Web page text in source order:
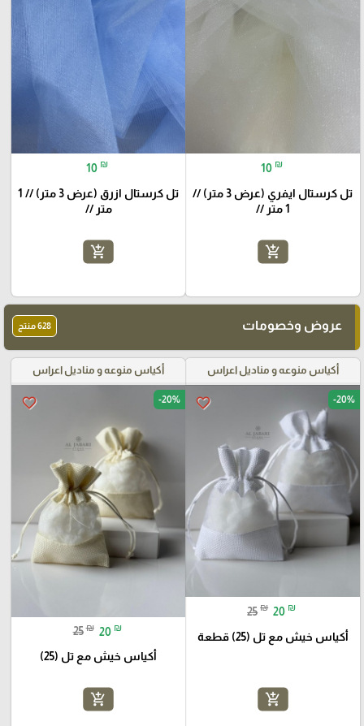
10 ₪
تل كرستال ايفري (عرض 3 متر) //
1 متر //
add_shopping_cart
10 ₪
تل كرستال ازرق (عرض 3 متر) // 1
متر //
add_shopping_cart
عروض وخصومات 628 منتج
أكياس منوعه و مناديل اعراس
favorite_border -20%
25 ₪ 20 ₪
أكياس خيش مع تل (25) قطعة
add_shopping_cart
أكياس منوعه و مناديل اعراس
favorite_border -20%
25 ₪ 20 ₪
أكياس خيش مع تل (25)
add_shopping_cart